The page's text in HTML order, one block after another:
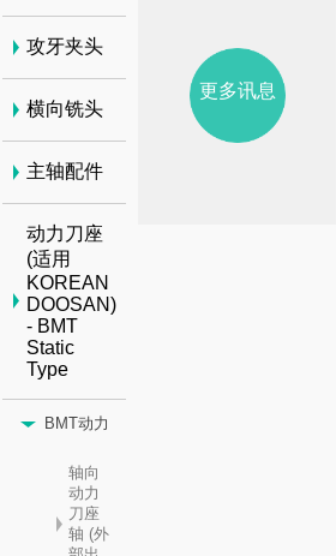
更多讯息
攻牙夹头
横向铣头
主轴配件
动力刀座
(适用
KOREAN
DOOSAN)
- BMT
Static
Type
BMT动力
轴向
动力
刀座
轴 (外